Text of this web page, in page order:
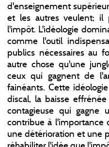
d'enseignement
et les autres veulent; il
l'impôt. L'idéologie
comme l'outil
publics nécessaires au
autre chose qu'une
ceux qui gagnent de
fainéants. Cette
discal, la baisse
contagieuse qui gagne
contribue à l'importance
une détérioration et une